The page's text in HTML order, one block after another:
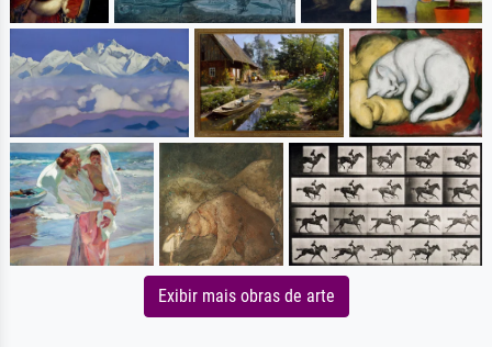
Exibir mais obras de arte